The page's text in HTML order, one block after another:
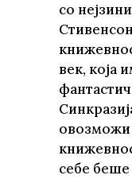
со
век, која
овозможи
себе